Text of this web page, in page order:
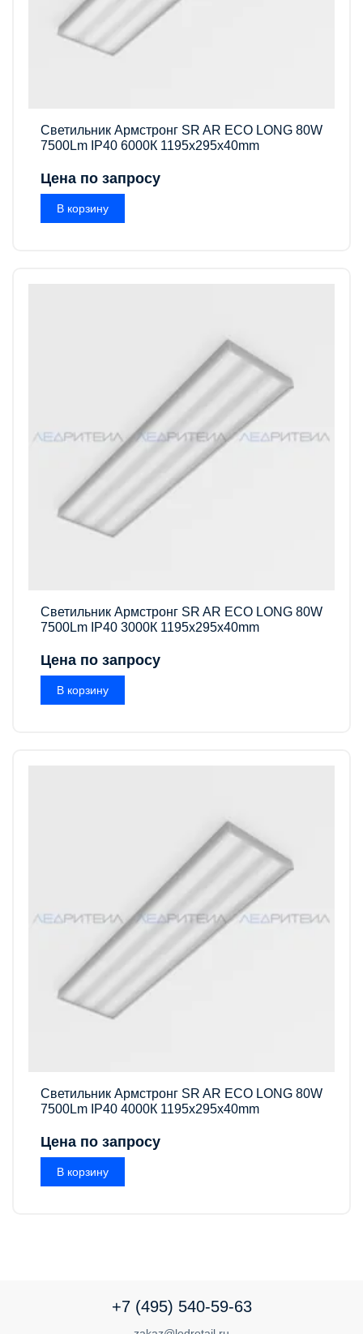
Светильник Армстронг SR AR ECO LONG 80W
7500Lm IP40 6000К 1195x295x40mm
Цена по запросу
В корзину
Светильник Армстронг SR AR ECO LONG 80W
7500Lm IP40 3000К 1195x295x40mm
Цена по запросу
В корзину
Светильник Армстронг SR AR ECO LONG 80W
7500Lm IP40 4000К 1195x295x40mm
Цена по запросу
В корзину
+7 (495) 540-59-63